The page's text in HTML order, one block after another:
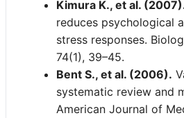
Anwender nutzen das
phasenweise bei akuten
klassischen Sedativa
GABAerge Modulation auf
physiologischem Niveau
Dennoch sollte das
dauerhafter Ersatz für
Schlafhygiene betrachtet
Kimura K., et al.
reduces psychological
stress responses.
74(1), 39–45.
Bent S., et al. (2006).
systematic review and
American Journal of